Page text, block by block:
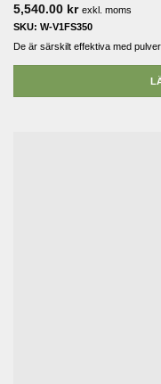
5,540.00 kr exkl. moms
SKU: W-V1FS350
De är särskilt effektiva med